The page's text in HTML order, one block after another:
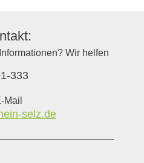
Wir helfen
333
Mail
selz.de